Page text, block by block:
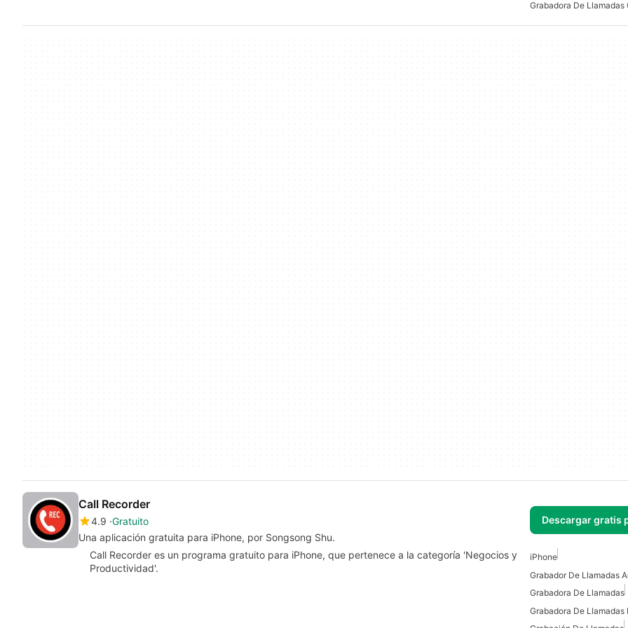
Grabadora De Llamadas
Call Recorder
4.9 Gratuito
Una aplicación gratuita para iPhone, por Songsong Shu.
Descargar gratis
Call Recorder es un programa gratuito para iPhone, que pertenece a la categoría 'Negocios y
Productividad'.
iPhone
Grabador De Llamadas
Grabadora De Llamadas
Grabadora De Llamadas